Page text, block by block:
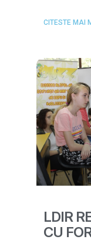
CITESTE MAI
LDIR
CU